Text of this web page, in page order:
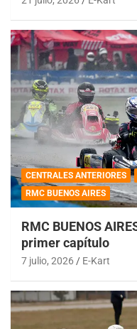
CENTRALES ANTERIORES
RMC BUENOS AIRES
RMC BUENOS
primer capítulo
7 julio, 2026 E-Kart